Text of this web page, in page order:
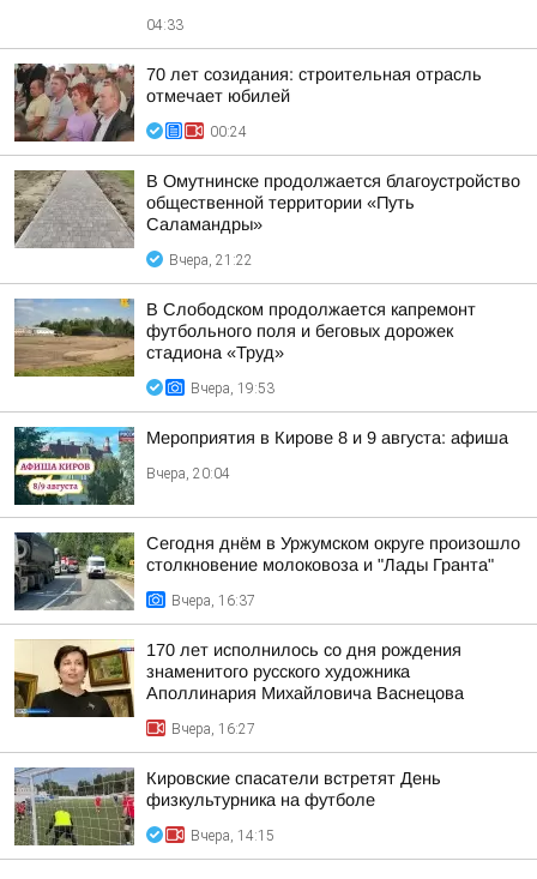
04:33
70 лет созидания: строительная отрасль
отмечает юбилей
00:24
В Омутнинске продолжается благоустройство
общественной территории «Путь
Саламандры»
Вчера, 21:22
В Слободском продолжается капремонт
футбольного поля и беговых дорожек
стадиона «Труд»
Вчера, 19:53
Мероприятия в Кирове 8 и 9 августа: афиша
Вчера, 20:04
Сегодня днём в Уржумском округе произошло
столкновение молоковоза и "Лады Гранта"
Вчера, 16:37
170 лет исполнилось со дня рождения
знаменитого русского художника
Аполлинария Михайловича Васнецова
Вчера, 16:27
Кировские спасатели встретят День
физкультурника на футболе
Вчера, 14:15